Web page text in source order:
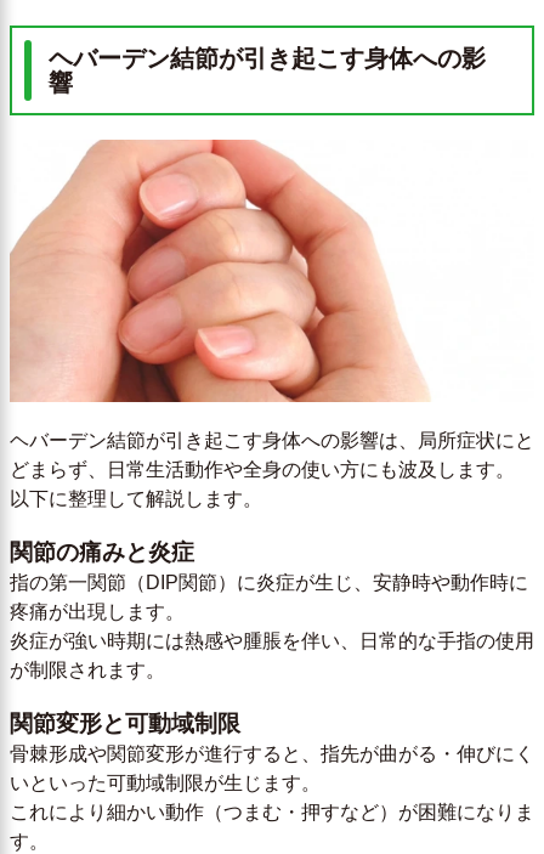
ヘバーデン結節が引き起こす身体への影
響
ヘバーデン結節が引き起こす身体への影響は、局所症状にと
どまらず、日常生活動作や全身の使い方にも波及します。
以下に整理して解説します。
関節の痛みと炎症
指の第一関節（DIP関節）に炎症が生じ、安静時や動作時に
疼痛が出現します。
炎症が強い時期には熱感や腫脹を伴い、日常的な手指の使用
が制限されます。
関節変形と可動域制限
骨棘形成や関節変形が進行すると、指先が曲がる・伸びにく
いといった可動域制限が生じます。
これにより細かい動作（つまむ・押すなど）が困難になりま
す。